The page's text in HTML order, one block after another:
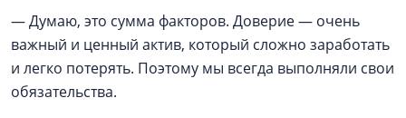
— Думаю, это сумма факторов. Доверие — очень
важный и ценный актив, который сложно заработать
и легко потерять. Поэтому мы всегда выполняли свои
обязательства.